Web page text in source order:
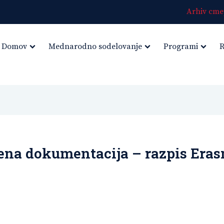
Arhiv
Domov Mednarodno sodelovanje Programi
dokumentacija – razpis